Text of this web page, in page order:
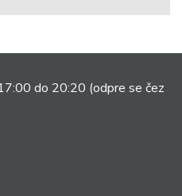
do 20:20 (odpre se čez